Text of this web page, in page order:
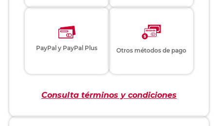
PayPal y PayPal Plus Otros métodos de pago
Consulta términos y condiciones